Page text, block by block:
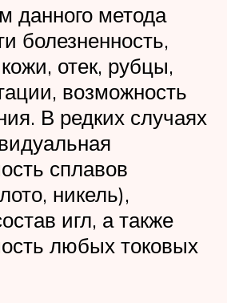
данного метода
болезненность,
отек, рубцы,
возможность
В редких случаях
сплавов
никель),
игл, а также
любых токовых